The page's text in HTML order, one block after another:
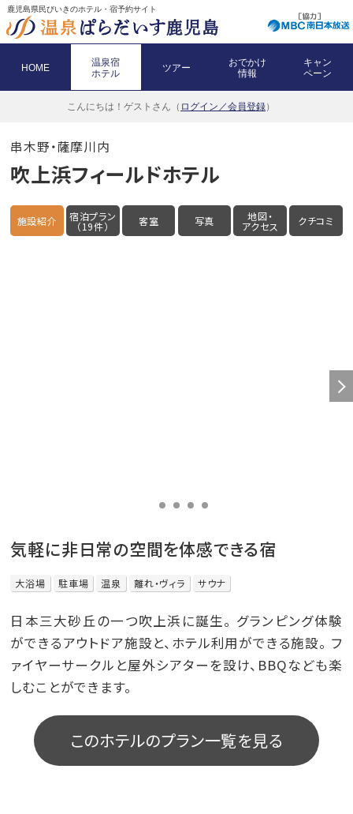
鹿児島県民びいきのホテル・宿予約サイト
HOME
温泉宿
ホテル
ツアー
おでかけ
情報
キャン
ペーン
こんにちは！ ゲストさん（ ログイン／会員登録）
串木野・薩摩川内
吹上浜フィールドホテル
施設紹介 宿泊プラン
（19件） 客室 写真 地図・
アクセス クチコミ
気軽に非日常の空間を体感できる宿
大浴場 駐車場 温泉 離れ・ヴィラ サウナ
日本三大砂丘の一つ吹上浜に誕生。 グランピング体験
ができるアウトドア施設と、ホテル利用ができる施設。 フ
ァイヤーサークルと屋外シアターを設け、BBQなども楽
しむことができます。
このホテルのプラン一覧を見る